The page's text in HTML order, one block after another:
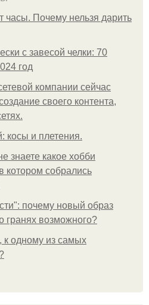
часы. Почему нельзя дарить
с завесой челки: 70
год
компании сейчас
своего контента,
косы и плетения.
знаете какое хобби
котором собрались
почему новый образ
гранях возможного?
к одному из самых